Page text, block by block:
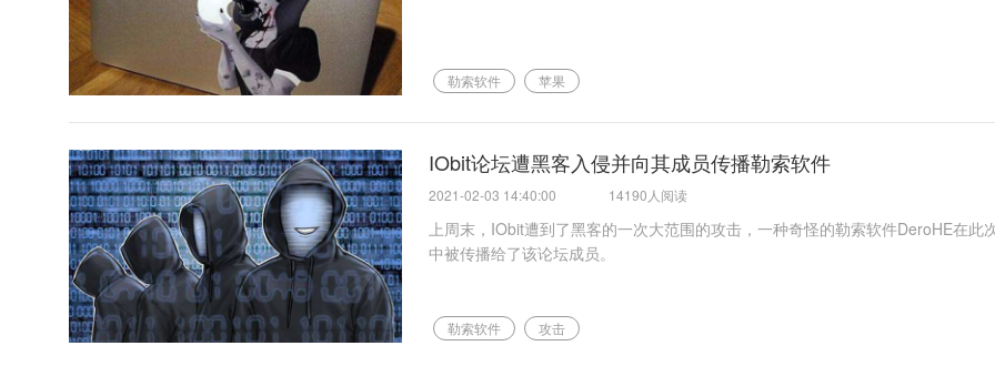
勒索软件 苹果
IObit论坛遭黑客入侵并向其成员传播勒索软件
2021-02-03 14:40:00 14190人阅读
上周末，IObit遭到了黑客的一次大范围的攻击，一种奇怪的勒索软件DeroHE在此
中被传播给了该论坛成员。
勒索软件 攻击